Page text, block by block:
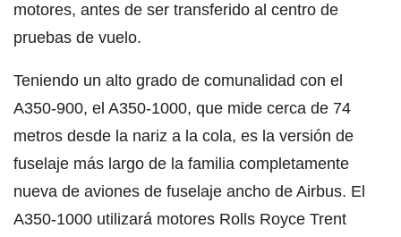
motores, antes de ser transferido al centro de
pruebas de vuelo.
Teniendo un alto grado de comunalidad con el
A350-900, el A350-1000, que mide cerca de 74
metros desde la nariz a la cola, es la versión de
fuselaje más largo de la familia completamente
nueva de aviones de fuselaje ancho de Airbus. El
A350-1000 utilizará motores Rolls Royce Trent